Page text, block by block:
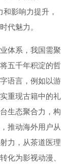
影响力提升，
代魅力。
体系，我国需聚
五千年积淀的哲
语言，例如以游
重现古籍中的礼
生态聚合力，构
推动海外用户从
力，从茶道医理
化为影视动漫、